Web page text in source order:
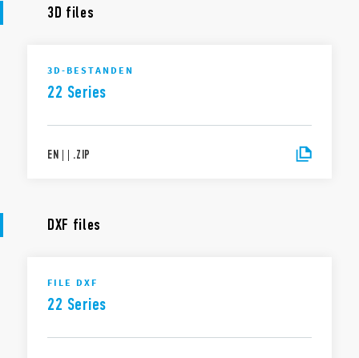
3D files
3D-BESTANDEN
22 Series
EN | | .ZIP
DXF files
FILE DXF
22 Series